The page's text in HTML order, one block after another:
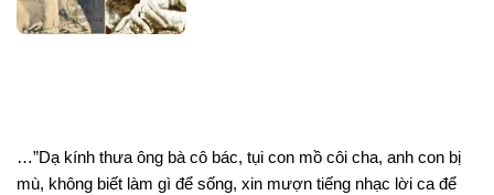
…”Dạ kính thưa ông bà cô bác, tụi con mồ côi cha, anh con bị
mù, không biết làm gì để sống, xin mượn tiếng nhạc lời ca để